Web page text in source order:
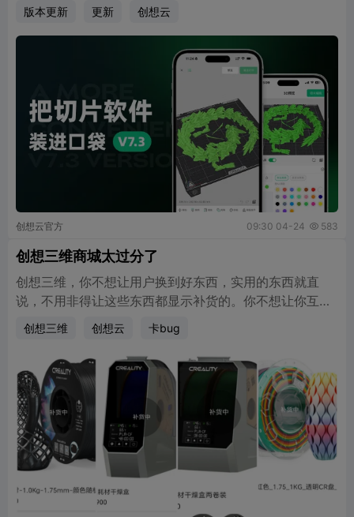
版本更新 更新 创想云
创想云官方 09:30 04-24  583
创想三维商城太过分了
创想三维，你不想让用户换到好东西，实用的东西就直
说，不用非得让这些东西都显示补货的。你不想让你互换
的话，你直接把商城这个板块删除了，不要再在这里补货
恶心我们了好不好？不就是不想让用户换到好东西吗？直
说呀，删了不就好了吗，😡🤬
创想三维 创想云 卡bug